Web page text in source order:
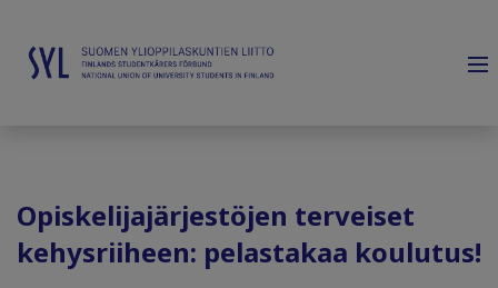
Opiskelijajärjestöjen terveiset
kehysriiheen: pelastakaa koulutus!